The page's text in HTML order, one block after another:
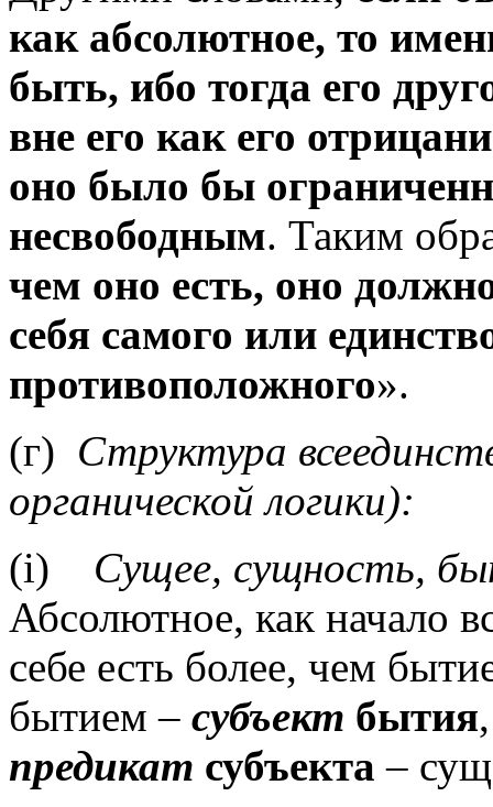
как абсолютное, то
быть, ибо тогда его
вне его как его
оно было бы
несвободным. Таким
чем оно есть, оно
себя самого или
противоположного».
(г) Структура
органической логики):
(i)
Сущее, сущность,
Абсолютное, как начало
себе есть более, чем
бытием – субъект бытия
предикат субъекта –